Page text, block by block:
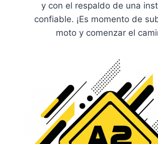
y con el respaldo de una
confiable. ¡Es momento de
moto y comenzar el